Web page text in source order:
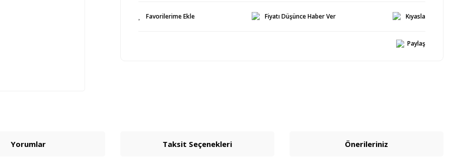
Fiyatı Düşünce Haber Ver Kıyasla
Paylaş
Yorumlar Taksit Seçenekleri Önerileriniz